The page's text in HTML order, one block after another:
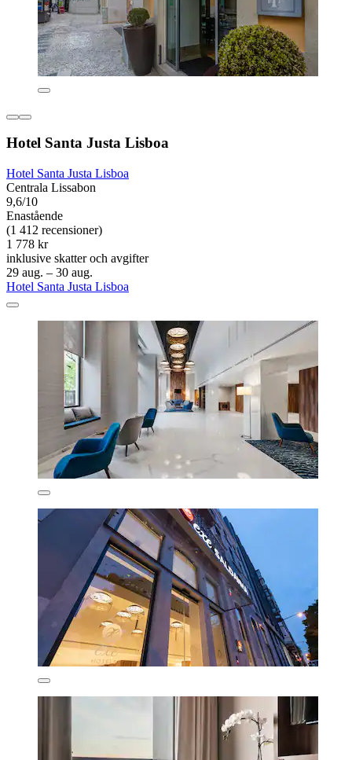
Hotel Santa Justa Lisboa
Hotel Santa Justa Lisboa
Centrala Lissabon
9,6/10
Enastående
(1 412 recensioner)
1 778 kr
inklusive skatter och avgifter
29 aug. – 30 aug.
Hotel Santa Justa Lisboa